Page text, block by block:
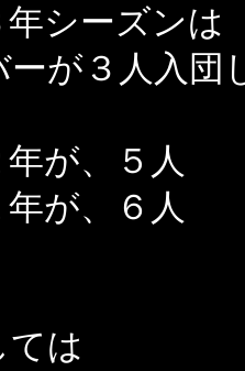
年シーズンは
ーが３人入団
年が、５人
年が、６人
ては